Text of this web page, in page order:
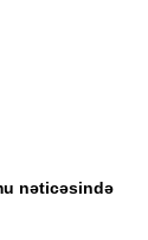
nəticəsində